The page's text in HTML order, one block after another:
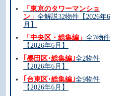
「東京のタワーマンショ
ン」 全解説32物件【2026年6
月】
「中央区・総集編」 全7物件
【2026年6月】
｢墨田区･総集編｣全2物件
【2026年6月】
｢台東区･総集編｣全9物件
【2026年6月】